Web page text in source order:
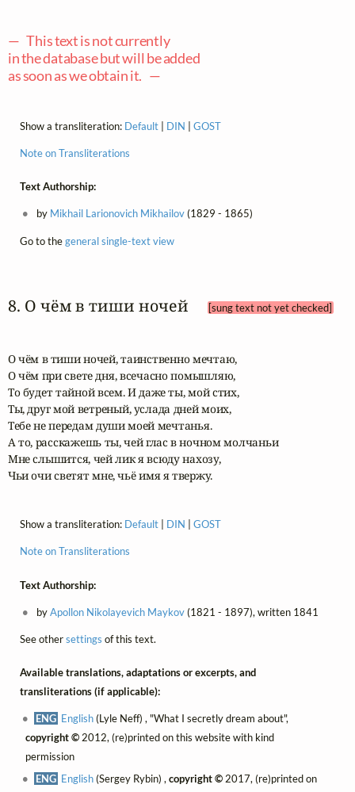
— This text is not currently
in the database but will be added
as soon as we obtain it. —
Show a transliteration: Default| DIN GOST
Note on Transliterations
Text Authorship:
by Mikhail Larionovich Mikhailov(1829 - 1865)
Go to thegeneral single-text view
8. О чём в тиши ночей [sung text not yet checked]
О чём в тиши ночей, таинственно мечтаю,
О чём при свете дня, всечасно помышляю,
То будет тайной всем. И даже ты, мой стих,
Ты, друг мой ветреный, услада дней моих,
Тебе не передам души моей мечтанья.
А то, расскажешь ты, чей глас в ночном молчаньи
Мне слышится, чей лик я всюду нахозу,
Чьи очи светят мне, чьё имя я твержу.
Show a transliteration: Default| DIN GOST
Note on Transliterations
Text Authorship:
byApollon Nikolayevich Maykov(1821 - 1897), written 1841
See othersettings of this text.
Available translations, adaptations or excerpts, and
transliterations (if applicable):
ENG English(Lyle Neff) , "What I secretly dream about",
copyright ©2012, (re)printed on this website with kind
permission
ENG English(Sergey Rybin) ,copyright ©2017, (re)printed on